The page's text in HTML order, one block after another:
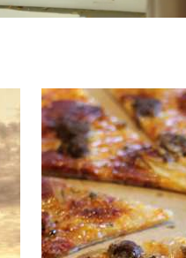
Read more about